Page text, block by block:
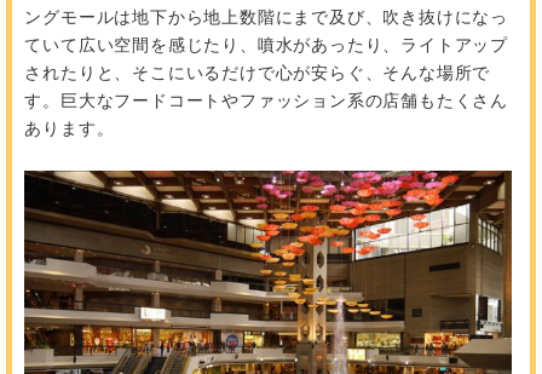
ングモールは地下から地上数階にまで及び、吹き抜けになっ
ていて広い空間を感じたり、噴水があったり、ライトアップ
されたりと、そこにいるだけで心が安らぐ、そんな場所で
す。巨大なフードコートやファッション系の店舗もたくさん
あります。